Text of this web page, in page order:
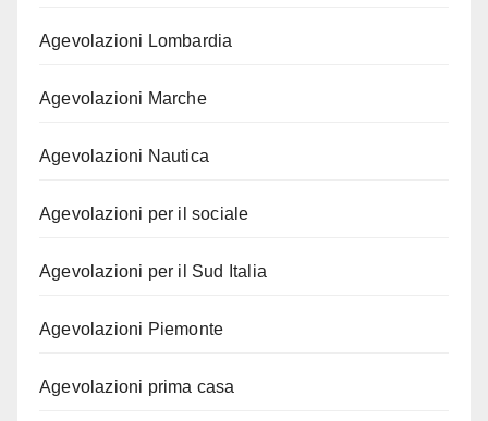
Agevolazioni Lombardia
Agevolazioni Marche
Agevolazioni Nautica
Agevolazioni per il sociale
Agevolazioni per il Sud Italia
Agevolazioni Piemonte
Agevolazioni prima casa